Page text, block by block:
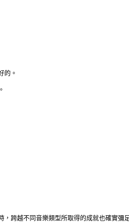
的。
，跨越不同音樂類型所取得的成就也確實彌